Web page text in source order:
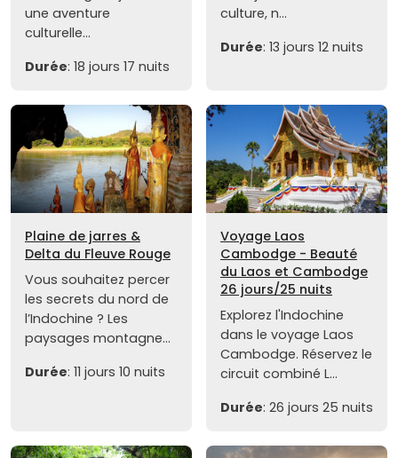
une aventure
culturelle...
Durée: 18 jours 17 nuits
culture, n...
Durée: 13 jours 12 nuits
Plaine de jarres &
Delta du Fleuve Rouge
Vous souhaitez percer
les secrets du nord de
l’Indochine ? Les
paysages montagne...
Durée: 11 jours 10 nuits
Voyage Laos
Cambodge - Beauté
du Laos et Cambodge
26 jours/25 nuits
Explorez l'Indochine
dans le voyage Laos
Cambodge. Réservez le
circuit combiné L...
Durée: 26 jours 25 nuits